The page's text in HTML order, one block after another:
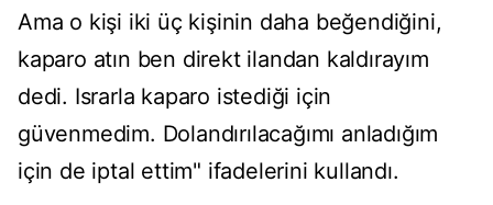
Ama o kişi iki üç kişinin daha beğendiğini,
kaparo atın ben direkt ilandan kaldırayım
dedi. Israrla kaparo istediği için
güvenmedim. Dolandırılacağımı anladığım
için de iptal ettim" ifadelerini kullandı.